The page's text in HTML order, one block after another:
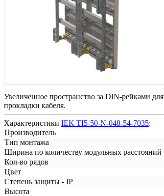
Увеличенное пространство за DIN-рейками для
прокладки кабеля.
Характеристики IEK TI5-50-N-048-54-7035:
Производитель
Тип монтажа
Ширина по количеству модульных расстояний
Кол-во рядов
Цвет
Степень защиты - IP
Высота